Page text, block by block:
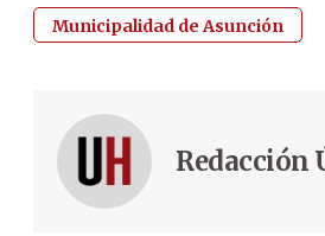
Municipalidad de Asunción
Redacción